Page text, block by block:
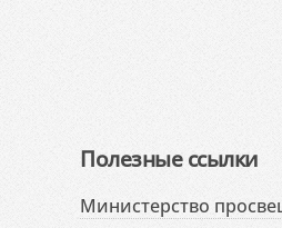
Полезные ссылки
Министерство